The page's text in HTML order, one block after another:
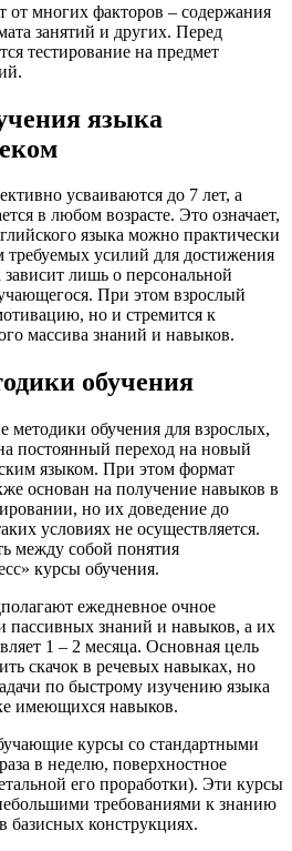
от многих факторов – содержания
занятий и других. Перед
тестирование на предмет
языка
усваиваются до 7 лет, а
в любом возрасте. Это означает,
языка можно практически
требуемых усилий для достижения
зависит лишь о персональной
При этом взрослый
но и стремится к
массива знаний и навыков.
обучения
методики обучения для взрослых,
постоянный переход на новый
языком. При этом формат
основан на получение навыков в
но их доведение до
условиях не осуществляется.
между собой понятия
курсы обучения.
ежедневное очное
пассивных знаний и навыков, а их
1 – 2 месяца. Основная цель
скачок в речевых навыках, но
по быстрому изучению языка
имеющихся навыков.
курсы со стандартными
в неделю, поверхностное
его проработки). Эти курсы
требованиями к знанию
базисных конструкциях.